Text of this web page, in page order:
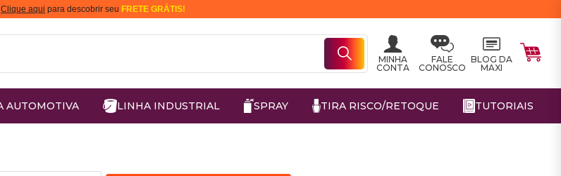
Clique aqui para descobrir seu FRETE GRÁTIS!
MINHA
CONTA
FALE
CONOSCO
BLOG DA
MAXI
AUTOMOTIVA LINHA INDUSTRIAL SPRAY TIRA RISCO/RETOQUE TUTORIAIS